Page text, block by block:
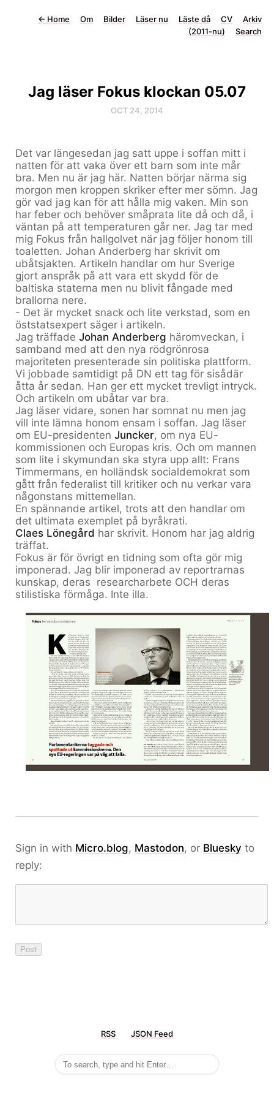
← Home Om Bilder Läser nu Läste då CV
Arkiv
(2011-nu)
Search
Jag läser Fokus klockan 05.07
OCT 24, 2014
Det var längesedan jag satt uppe i soffan mitt i
natten för att vaka över ett barn som inte mår
bra. Men nu är jag här. Natten börjar närma sig
morgon men kroppen skriker efter mer sömn. Jag
gör vad jag kan för att hålla mig vaken. Min son
har feber och behöver småprata lite då och då, i
väntan på att temperaturen går ner. Jag tar med
mig Fokus från hallgolvet när jag följer honom till
toaletten. Johan Anderberg har skrivit om
ubåtsjakten. Artikeln handlar om hur Sverige
gjort anspråk på att vara ett skydd för de
baltiska staterna men nu blivit fångade med
brallorna nere.
- Det är mycket snack och lite verkstad, som en
öststatsexpert säger i artikeln.
Jag träffade Johan Anderberg häromveckan, i
samband med att den nya rödgrönrosa
majoriteten presenterade sin politiska plattform.
Vi jobbade samtidigt på DN ett tag för sisådär
åtta år sedan. Han ger ett mycket trevligt intryck.
Och artikeln om ubåtar var bra.
Jag läser vidare, sonen har somnat nu men jag
vill inte lämna honom ensam i soffan. Jag läser
om EU-presidenten Juncker, om nya EU-
kommissionen och Europas kris. Och om mannen
som lite i skymundan ska styra upp allt: Frans
Timmermans, en holländsk socialdemokrat som
gått från federalist till kritiker och nu verkar vara
någonstans mittemellan.
En spännande artikel, trots att den handlar om
det ultimata exemplet på byråkrati.
Claes Lönegård har skrivit. Honom har jag aldrig
träffat.
Fokus är för övrigt en tidning som ofta gör mig
imponerad. Jag blir imponerad av reportrarnas
kunskap, deras researcharbete OCH deras
stilistiska förmåga. Inte illa.
Sign in with Micro.blog, Mastodon, or Bluesky to
reply:
RSS JSON Feed